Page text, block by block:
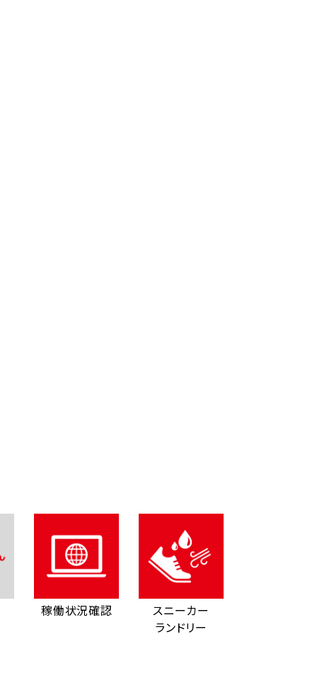
稼働状況確認
スニーカー
ランドリー